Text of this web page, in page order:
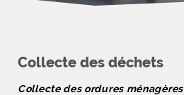
Collecte des déchets
Collecte des ordures ménagères